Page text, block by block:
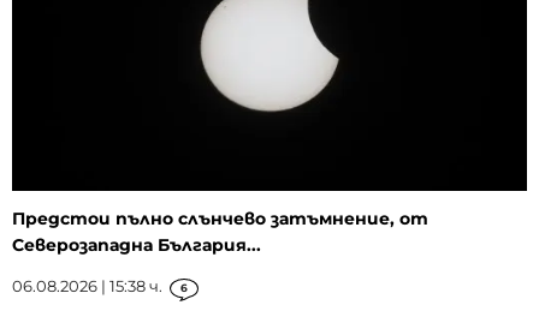
Предстои пълно слънчево затъмнение, от
Северозападна България...
06.08.2026 | 15:38 ч. 6